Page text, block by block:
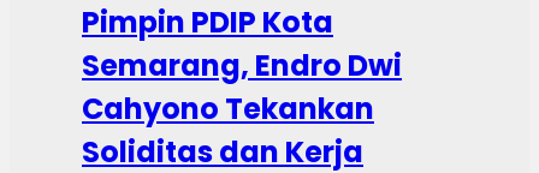
Pimpin PDIP Kota
Semarang, Endro Dwi
Cahyono Tekankan
Soliditas dan Kerja